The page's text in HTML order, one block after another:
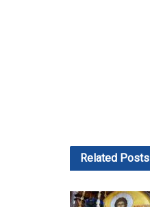
Related Posts